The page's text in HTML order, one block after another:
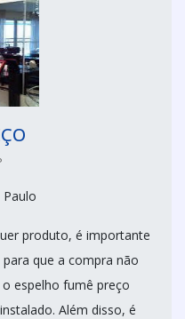
produto, é importante
que a compra não
espelho fumê preço
Além disso, é